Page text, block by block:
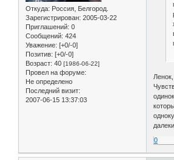
Откуда: Россия, Белгород.
Зарегистрирован: 2005-03-22
Приглашений: 0
Сообщений: 424
Уважение: [+0/-0]
Позитив: [+0/-0]
Возраст: 40 [1986-06-22]
Провел на форуме:
Не определено
Последний визит:
2007-06-15 13:37:03
0